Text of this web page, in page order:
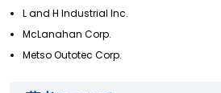
L and H Industrial Inc.
McLanahan Corp.
Metso Outotec Corp.